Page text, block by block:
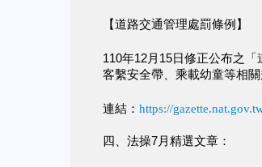
【道路交通管理處罰條例】
110年12月15日修正公布之
客繫安全帶、乘載幼童等相
連結： https://
四、法操7月精選文章：